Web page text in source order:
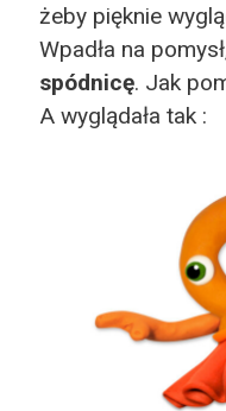
żeby pięknie
Wpadła na
spódnicę. Jak
A wyglądała tak :